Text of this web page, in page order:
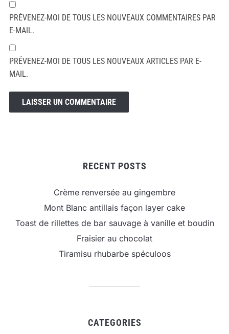
PRÉVENEZ-MOI DE TOUS LES NOUVEAUX COMMENTAIRES PAR
E-MAIL.
PRÉVENEZ-MOI DE TOUS LES NOUVEAUX ARTICLES PAR E-
MAIL.
RECENT POSTS
Crème renversée au gingembre
Mont Blanc antillais façon layer cake
Toast de rillettes de bar sauvage à vanille et boudin
Fraisier au chocolat
Tiramisu rhubarbe spéculoos
CATEGORIES